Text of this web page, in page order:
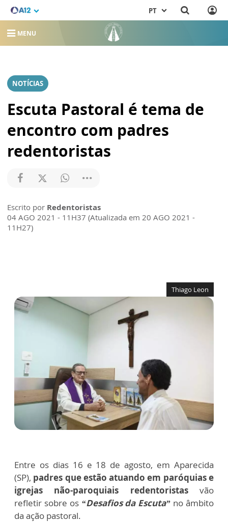
PT
MENU
NOTÍCIAS
Escuta Pastoral é tema de
encontro com padres
redentoristas
Escrito por Redentoristas
04 AGO 2021 - 11H37 (Atualizada em 20 AGO 2021 -
11H27)
Thiago Leon
Entre os dias 16 e 18 de agosto, em Aparecida
(SP), padres que estão atuando em paróquias e
igrejas não-paroquiais redentoristas vão
refletir sobre os“Desafios da Escuta” no âmbito
da ação pastoral.